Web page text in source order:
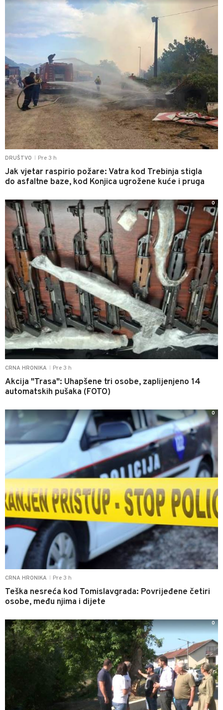
DRUŠTVO Pre 3 h
Jak vjetar raspirio požare: Vatra kod Trebinja stigla
do asfaltne baze, kod Konjica ugrožene kuće i pruga
CRNA HRONIKA Pre 3 h
Akcija "Trasa": Uhapšene tri osobe, zaplijenjeno 14
automatskih pušaka (FOTO)
0
CRNA HRONIKA Pre 3 h
Teška nesreća kod Tomislavgrada: Povrijeđene četiri
osobe, među njima i dijete
0
0